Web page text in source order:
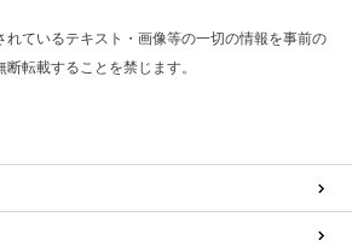
れているテキスト・画像等の一切の情報を事前の
転載することを禁じます。